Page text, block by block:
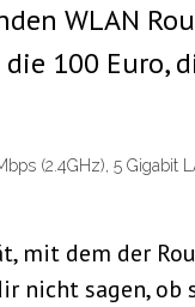
WLAN
100 Euro,
(2.4GHz), 5 Gigabit
mit dem der
nicht sagen, ob